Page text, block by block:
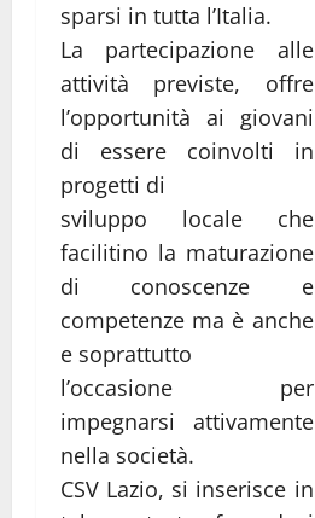
sparsi in tutta l’Italia.
La partecipazione alle
attività previste, offre
l’opportunità ai giovani
di essere coinvolti in
progetti di
sviluppo locale che
facilitino la maturazione
di conoscenze e
competenze ma è anche
e soprattutto
l’occasione per
impegnarsi attivamente
nella società.
CSV Lazio, si inserisce in